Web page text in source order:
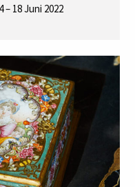
18 Juni 2022